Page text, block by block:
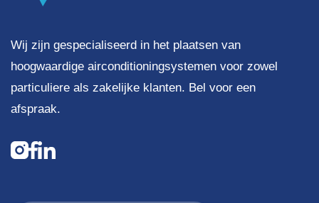
Wij zijn gespecialiseerd in het plaatsen van
hoogwaardige airconditioningsystemen voor zowel
particuliere als zakelijke klanten. Bel voor een
afspraak.